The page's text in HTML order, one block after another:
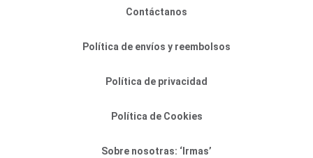
Contáctanos
Política de envíos y reembolsos
Política de privacidad
Política de Cookies
Sobre nosotras: ‘Irmas’